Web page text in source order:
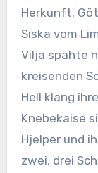
Herkunft.
Siska vom
Vilja spähte
kreisenden
Hell klang
Knebekaise
Hjelper und
zwei, drei